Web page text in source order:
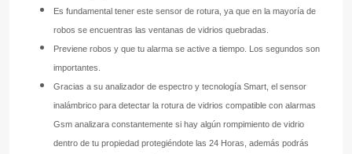
Es fundamental tener este sensor de rotura, ya que en la mayoría de
robos se encuentras las ventanas de vidrios quebradas.
Previene robos y que tu alarma se active a tiempo. Los segundos son
importantes.
Gracias a su analizador de espectro y tecnología Smart, el sensor
inalámbrico para detectar la rotura de vidrios compatible con alarmas
Gsm analizara constantemente si hay algún rompimiento de vidrio
dentro de tu propiedad protegiéndote las 24 Horas, además podrás